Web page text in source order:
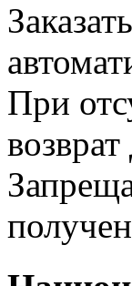
При